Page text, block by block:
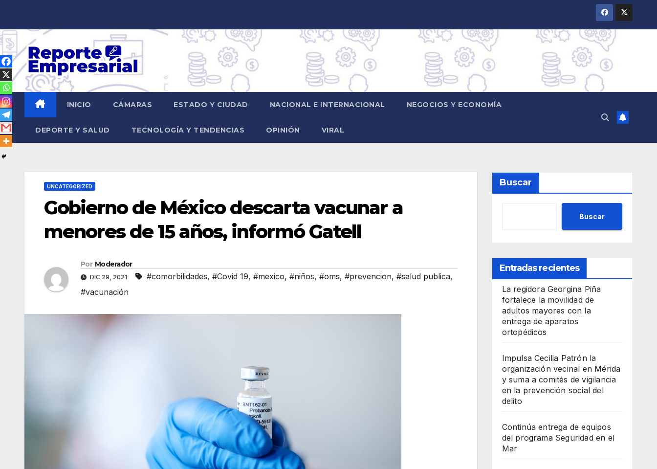
contenido
INICIO CÁMARAS ESTADO Y CIUDAD NACIONAL E INTERNACIONAL NEGOCIOS Y ECONOMÍA
DEPORTE Y SALUD TECNOLOGÍA Y TENDENCIAS OPINIÓN VIRAL
UNCATEGORIZED
Gobierno de México descarta vacunar a
menores de 15 años, informó Gatell
Por Moderador
DIC 29, 2021 #comorbilidades, #Covid 19, #mexico, #niños, #oms, #prevencion, #salud publica,
#vacunación
Buscar
Buscar
Entradas recientes
La regidora Georgina Piña
fortalece la movilidad de
adultos mayores con la
entrega de aparatos
ortopédicos
Impulsa Cecilia Patrón la
organización vecinal en Mérida
y suma a comités de vigilancia
en la prevención social del
delito
Continúa entrega de equipos
del programa Seguridad en el
Mar